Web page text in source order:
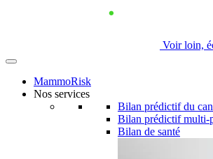
Voir loin,
MammoRisk
Nos services
Bilan prédictif du
Bilan prédictif multi-
Bilan de santé